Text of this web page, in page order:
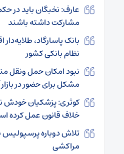
عارف: نخبگان باید در
مشارکت داشته باشند
بانک پاسارگاد،
نظام بانکی کشور
نبود امکان حمل ونقل
مشکل برای حضور در بازار
کوثری: پزشکیان خودش
خلاف قانون عمل کرده
تلاش دوباره
مراکشی